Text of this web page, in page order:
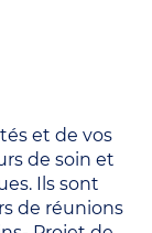
et de vos
de soin et
Ils sont
de réunions